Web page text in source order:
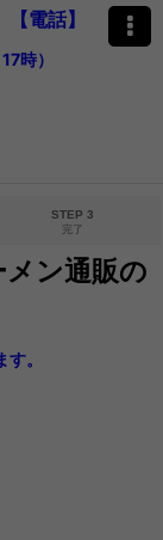
【電話】
時）
STEP 3
完了
ン通販の
。